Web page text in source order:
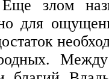
Еще злом
для